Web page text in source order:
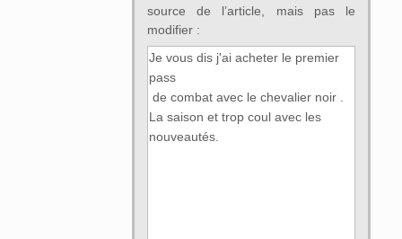
source de l’article, mais pas le
modifier :